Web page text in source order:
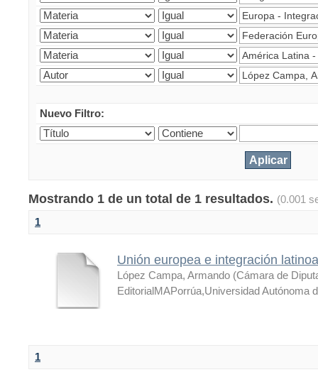
Nuevo Filtro:
Mostrando 1 de un total de 1 resultados. (0.001
1
Unión europea e integración
López Campa, Armando (Cámara de
EditorialMAPorrúa,Universidad Autónoma
1